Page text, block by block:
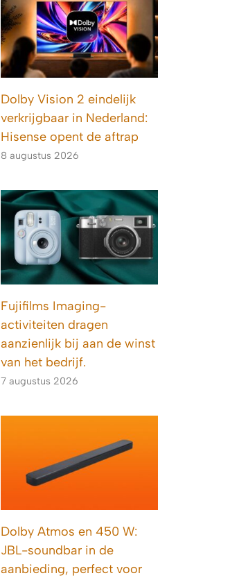
Dolby Vision 2 eindelijk
verkrijgbaar in Nederland:
Hisense opent de aftrap
8 augustus 2026
Fujifilms Imaging-
activiteiten dragen
aanzienlijk bij aan de winst
van het bedrijf.
7 augustus 2026
Dolby Atmos en 450 W:
JBL-soundbar in de
aanbieding, perfect voor